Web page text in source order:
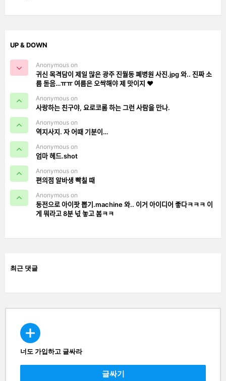
UP & DOWN
Anonymous on
귀신 목격담이 제일 많은 광주 진월동 폐병원 사진.jpg 와.. 진짜 소
름 돋음…ㅠㅠ 여름은 오싹해야 제 맛이지 ❤️
Anonymous on
사랑하는 친구야, 요로코롬 하는 그런 사람을 만나.
Anonymous on
역지사지. 자 어때 기분이…
Anonymous on
엄마 헤드.shot
Anonymous on
편의점 알바생 빡칠 때
Anonymous on
동전으로 아이팟 뽑기.machine 와.. 이거 아이디어 좋다ㅋㅋㅋ 이
게 뭐라고 8분 넋 놓고 봄ㅋㅋ
최근 댓글
CREATE
너도 가입하고 글싸라
글싸기